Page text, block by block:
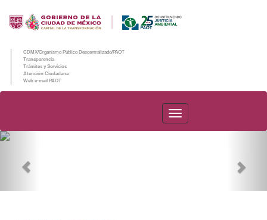
CDMX/Organismo Público Descentralizado/PAOT
Transparencia
Trámites y Servicios
Atención Ciudadana
Web e-mail PAOT
PAOT